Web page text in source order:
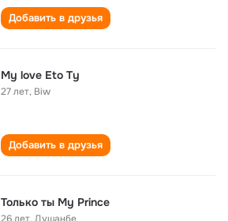
Добавить в друзья
My love Eto Ty
27 лет, Biw
Добавить в друзья
Только ты My Prince